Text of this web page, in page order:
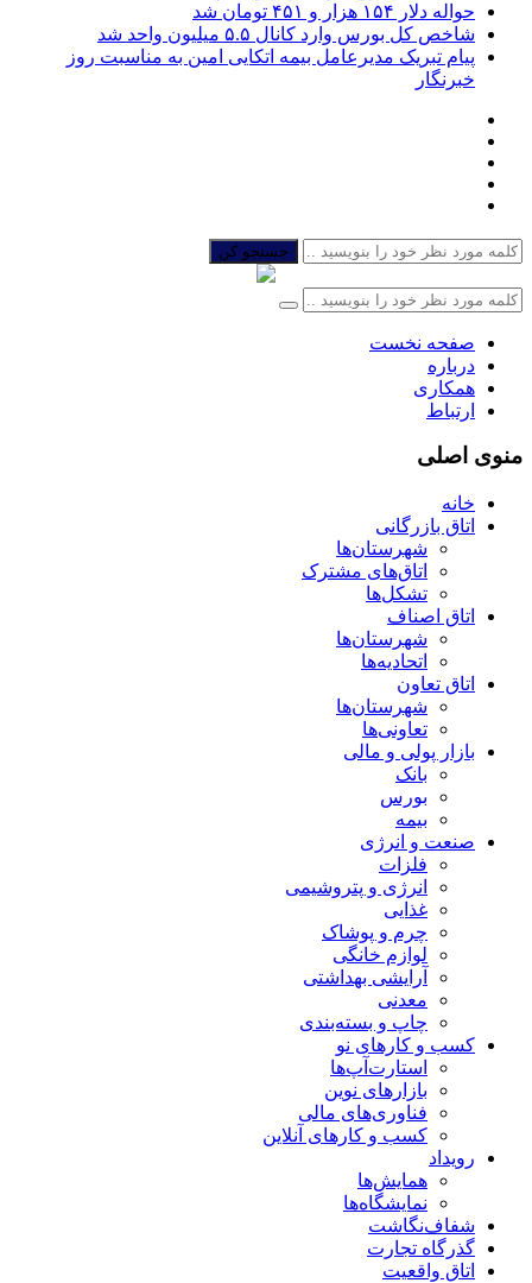
حواله دلار ۱۵۴ هزار و ۴۵۱ تومان شد
شاخص کل بورس وارد کانال ۵.۵ میلیون واحد شد
پیام تبریک مدیرعامل بیمه اتکایی امین به مناسبت روز
خبرنگار
جستجو کن
صفحه نخست
درباره
همکاری
ارتباط
منوی اصلی
خانه
اتاق بازرگانی
شهرستان‌ها
اتاق‌های مشترک
تشکل‌ها
اتاق اصناف
شهرستان‌ها
اتحادیه‌ها
اتاق تعاون
شهرستان‌ها
تعاونی‌ها
بازار پولی و مالی
بانک
بورس
بیمه
صنعت و انرژی
فلزات
انرژی و پتروشیمی
غذایی
چرم و پوشاک
لوازم خانگی
آرایشی بهداشتی
معدنی
چاپ و بسته‌بندی
کسب و کارهای نو
استارت‌آپ‌ها
بازارهای نوین
فناوری‌های مالی
کسب و کارهای آنلاین
رویداد
همایش‌ها
نمایشگاه‌ها
شفاف‌نگاشت
گذرگاه تجارت
اتاق واقعیت